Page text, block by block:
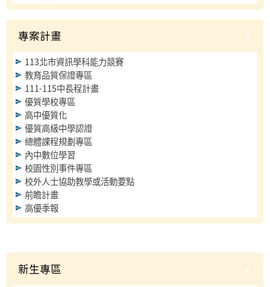
專案計畫
113北市資訊學科能力競賽
教育品質保證專區
111-115中長程計畫
優質學校專區
高中優質化
優質高級中學認證
總體課程規劃專區
內中數位學習
校園性別事件專區
校外人士協助教學或活動要點
前瞻計畫
高優季報
新生專區